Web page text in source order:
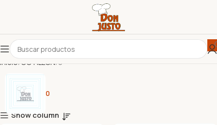
Inicio COTILLÓN 0
0
Show column